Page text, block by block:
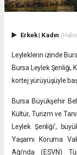
Erkek| Kadın
Leyleklerin izinde
Bursa Leylek Şenliği,
kortej yürüyüşüyle
Bursa Büyükşehir
Kültür, Turizm ve
Leylek Şenliği’,
Yaşamı Koruma
Ağı’nda (ESVN)